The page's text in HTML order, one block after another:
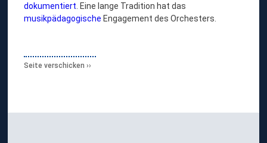
dokumentiert . Eine lange Tradition hat das
musikpädagogischeEngagement des Orchesters.
Seite verschicken